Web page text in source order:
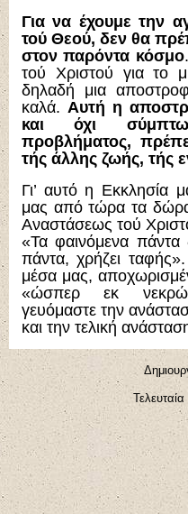
Για να έχουμε την
τού Θεού, δεν θα
στον παρόντα κόσμο
τού Χριστού για το
δηλαδή μια
καλά. Αυτή η
και όχι
προβλήματος,
τής άλλης ζωής, τής
Γι’ αυτό η Εκκλησία
μας από τώρα τα
Αναστάσεως τού
«Τα φαινόμενα πάντα
πάντα, χρήζει
μέσα μας,
«ώσπερ εκ νεκρών
γευόμαστε την
και την τελική